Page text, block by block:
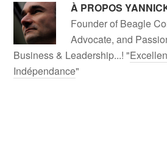
À PROPOS
Founder of Beagle
Advocate, and
Business & Leadership...! "
Indépendance"